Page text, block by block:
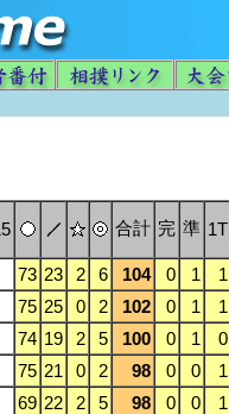
合計 完 準 1T
73 23 2 6 104 0 1 1
75 25 0 2 102 0 1 1
74 19 2 5 100 0 1 0
75 21 0 2 98 0 0 1
69 22 2 5 98 0 0 1